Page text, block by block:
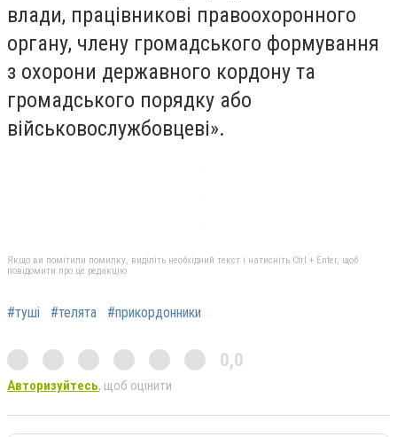
влади, працівникові правоохоронного
органу, члену громадського формування
з охорони державного кордону та
громадського порядку або
військовослужбовцеві».
Якщо ви помітили помилку, виділіть необхідний текст і натисніть Ctrl + Enter, щоб
повідомити про це редакцію
#туші #телята #прикордонники
0,0
Авторизуйтесь, щоб оцінити